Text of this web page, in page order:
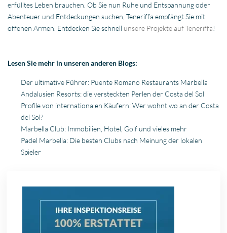
erfülltes Leben brauchen. Ob Sie nun Ruhe und Entspannung oder
Abenteuer und Entdeckungen suchen, Teneriffa empfängt Sie mit
offenen Armen. Entdecken Sie schnell unsere Projekte auf Teneriffa!
Lesen Sie mehr in unseren anderen Blogs:
Der ultimative Führer: Puente Romano Restaurants Marbella
Andalusien Resorts: die versteckten Perlen der Costa del Sol
Profile von internationalen Käufern: Wer wohnt wo an der Costa
del Sol?
Marbella Club: Immobilien, Hotel, Golf und vieles mehr
Padel Marbella: Die besten Clubs nach Meinung der lokalen
Spieler